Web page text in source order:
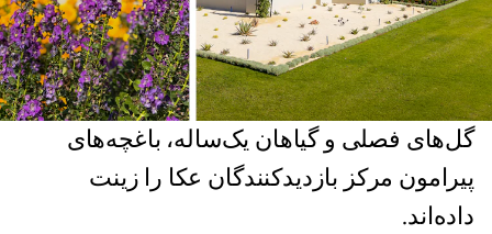
گل‌های فصلی و گیاهان یک‌ساله، باغچه‌های
پیرامون مرکز بازدیدکنندگان عکا را زینت
داده‌اند.